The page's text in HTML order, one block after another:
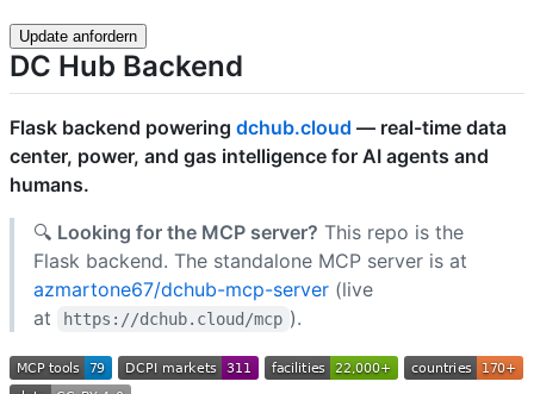
Update anfordern
DC Hub Backend
Flask backend powering dchub.cloud — real-time data
center, power, and gas intelligence for AI agents and
humans.
🔍 Looking for the MCP server? This repo is the
Flask backend. The standalone MCP server is at
azmartone67/dchub-mcp-server (live
at
https://dchub.cloud/mcp ).